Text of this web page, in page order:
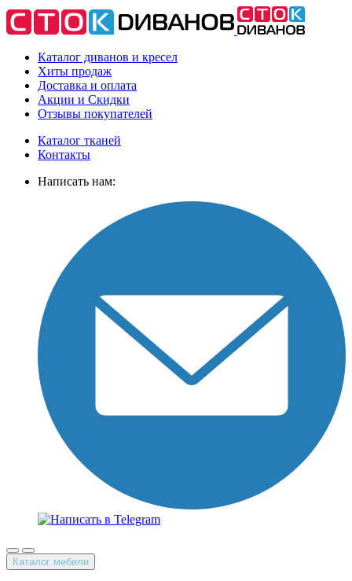
Каталог диванов и кресел
Хиты продаж
Доставка и оплата
Акции и Скидки
Отзывы покупателей
Каталог тканей
Контакты
Написать нам:
Каталог мебели